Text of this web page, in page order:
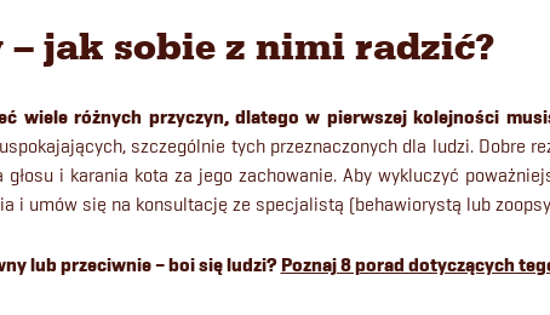
jak sobie z nimi radzić?
wiele różnych przyczyn, dlatego w pierwszej kolejności
szczególnie tych przeznaczonych dla ludzi. Dobre
i karania kota za jego zachowanie. Aby wykluczyć
i umów się na konsultację ze specjalistą (behawiorystą lub
lub przeciwnie – boi się ludzi? Poznaj 8 porad dotyczących